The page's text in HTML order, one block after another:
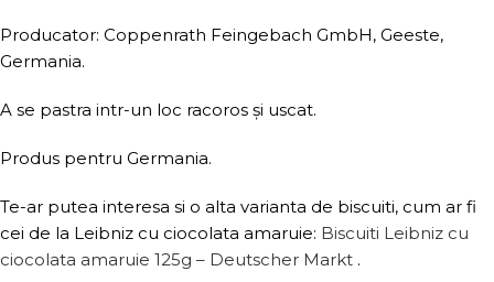
Producator: Coppenrath Feingebach GmbH, Geeste,
Germania.
A se pastra intr-un loc racoros și uscat.
Produs pentru Germania.
Te-ar putea interesa si o alta varianta de biscuiti, cum ar fi
cei de la Leibniz cu ciocolata amaruie: Biscuiti Leibniz cu
ciocolata amaruie 125g – Deutscher Markt .